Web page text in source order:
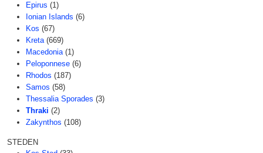
Epirus (1)
Ionian Islands (6)
Kos (67)
Kreta (669)
Macedonia (1)
Peloponnese (6)
Rhodos (187)
Samos (58)
Thessalia Sporades (3)
Thraki (2)
Zakynthos (108)
STEDEN